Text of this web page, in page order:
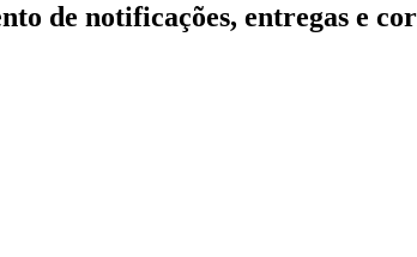
de notificações, entregas e